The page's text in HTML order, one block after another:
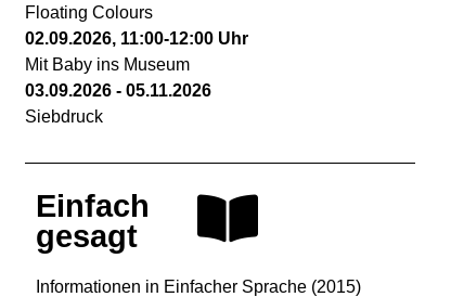
Floating Colours
02.09.2026, 11:00-12:00Uhr
Mit Baby ins Museum
03.09.2026 - 05.11.2026
Siebdruck
Einfach
gesagt
Informationen in Einfacher Sprache (2015)